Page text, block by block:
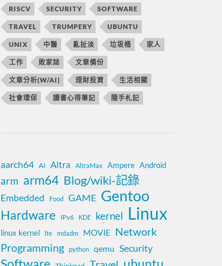
RISCV SECURITY SOFTWARE
TRAVEL TRUMPERY UBUNTU
UNIX 中醫 亂扯淡 垃圾桶 家人
工作 敗家誌 文章備份
文章分析(W/AI) 理財投資 生活相關
社會環保 讀書心得筆記 隨手札記
aarch64 AI Altra AltraMax Ampere Android
arm arm64 Blog/wiki-記錄
Embedded Food GAME Gentoo
Hardware IPv6 KDE kernel Linux
linux kernel lte mdadm MOVIE Network
Programming
python qemu Security